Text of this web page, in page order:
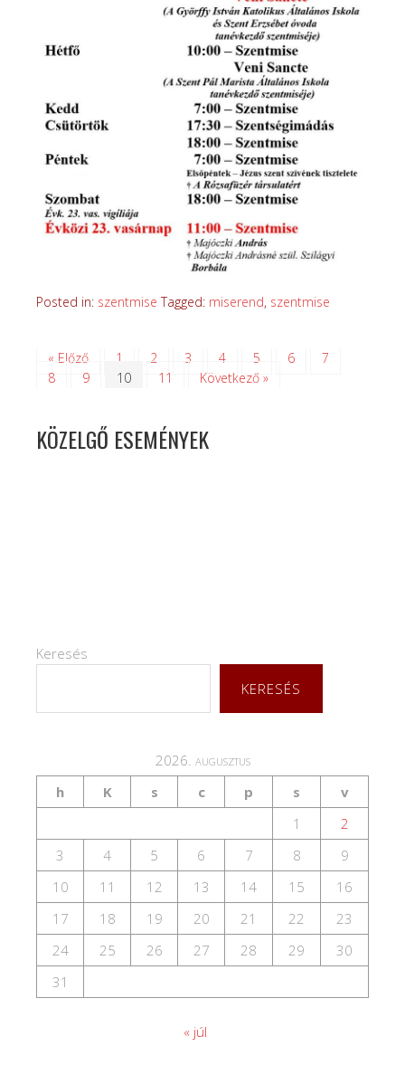
Posted in: szentmise Tagged: miserend, szentmise
« Előző 1 2 3 4 5 6
7
8
9 10 11 Következő »
KÖZELGŐ ESEMÉNYEK
Keresés
KERESÉS
2026. augusztus
h
K s c p s
v
1
2
3
4 5 6 7 8
9
10
11 12 13 14 15
16
17
18 19 20 21 22
23
24
25 26 27 28 29
30
31
« júl